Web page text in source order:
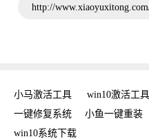
http://
小马激活工具 win10激活工具
一键修复系统
小鱼一键重装
win10系统下载